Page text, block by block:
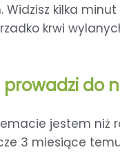
kilka
krwi
do
jestem niż
3 miesiące